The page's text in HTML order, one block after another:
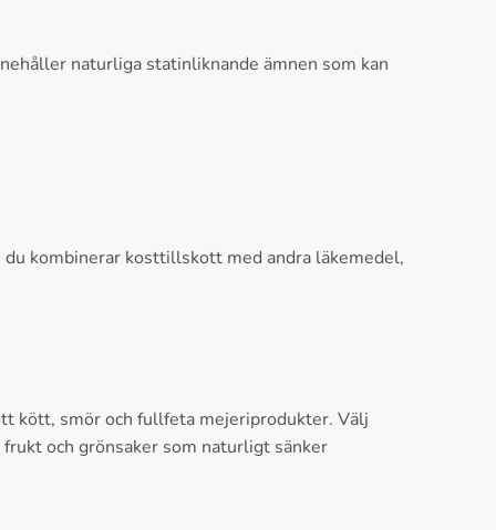
naturliga statinliknande ämnen som kan
kombinerar kosttillskott med andra läkemedel,
kött, smör och fullfeta mejeriprodukter. Välj
och grönsaker som naturligt sänker